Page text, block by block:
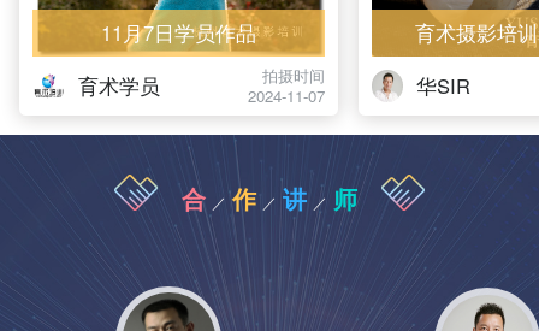
11月7日学员作品
育术学员
拍摄时间
2024-11-07
育术摄影培
华SIR
合 ／ 作 ／ 讲 ／ 师